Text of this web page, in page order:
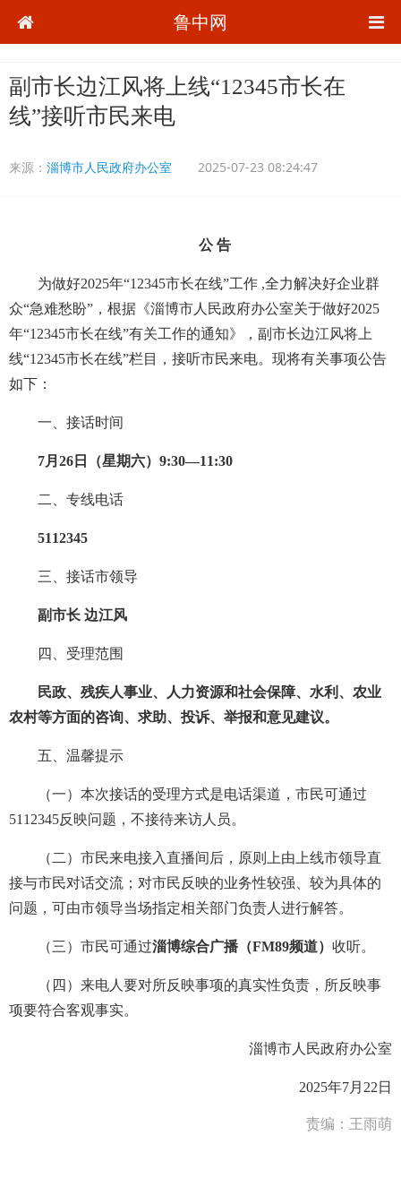
鲁中网
副市长边江风将上线“12345市长在
线”接听市民来电
来源： 淄博市人民政府办公室 2025-07-23 08:24:47
公 告
为做好2025年“12345市长在线”工作 ,全力解决好企业群
众“急难愁盼”，根据《淄博市人民政府办公室关于做好2025
年“12345市长在线”有关工作的通知》，副市长边江风将上
线“12345市长在线”栏目，接听市民来电。现将有关事项公告
如下：
一、接话时间
7月26日（星期六）9:30—11:30
二、专线电话
5112345
三、接话市领导
副市长 边江风
四、受理范围
民政、残疾人事业、人力资源和社会保障、水利、农业
农村等方面的咨询、求助、投诉、举报和意见建议。
五、温馨提示
（一）本次接话的受理方式是电话渠道，市民可通过
5112345反映问题，不接待来访人员。
（二）市民来电接入直播间后，原则上由上线市领导直
接与市民对话交流；对市民反映的业务性较强、较为具体的
问题，可由市领导当场指定相关部门负责人进行解答。
（三）市民可通过淄博综合广播（FM89频道） 收听。
（四）来电人要对所反映事项的真实性负责，所反映事
项要符合客观事实。
淄博市人民政府办公室
2025年7月22日
责编：王雨萌